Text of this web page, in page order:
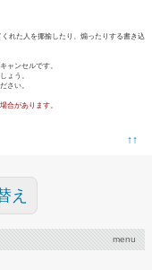
れた人を揶揄したり、煽ったりする書き込
ャンセルです。
ょう。
さい。
合があります。
↑↑
え
menu